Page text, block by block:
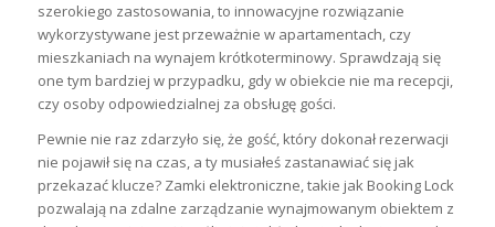
szerokiego zastosowania, to innowacyjne rozwiązanie
wykorzystywane jest przeważnie w apartamentach, czy
mieszkaniach na wynajem krótkoterminowy. Sprawdzają się
one tym bardziej w przypadku, gdy w obiekcie nie ma recepcji,
czy osoby odpowiedzialnej za obsługę gości.
Pewnie nie raz zdarzyło się, że gość, który dokonał rezerwacji
nie pojawił się na czas, a ty musiałeś zastanawiać się jak
przekazać klucze? Zamki elektroniczne, takie jak Booking Lock
pozwalają na zdalne zarządzanie wynajmowanym obiektem z